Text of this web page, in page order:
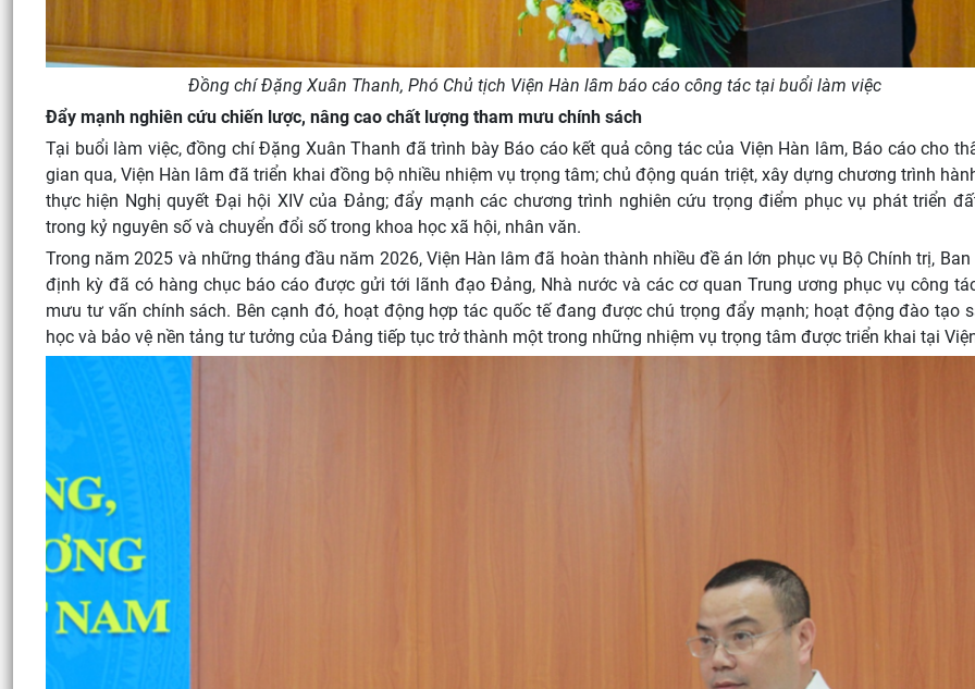
Đồng chí Đặng Xuân Thanh, Phó Chủ tịch Viện Hàn lâm báo cáo công tác tại buổi làm việc
Đẩy mạnh nghiên cứu chiến lược, nâng cao chất lượng tham mưu chính sách
Tại buổi làm việc, đồng chí Đặng Xuân Thanh đã trình bày Báo cáo kết quả công tác của Viện Hàn lâm, Báo cáo cho
gian qua, Viện Hàn lâm đã triển khai đồng bộ nhiều nhiệm vụ trọng tâm; chủ động quán triệt, xây dựng chương trình
thực hiện Nghị quyết Đại hội XIV của Đảng; đẩy mạnh các chương trình nghiên cứu trọng điểm phục vụ phát triển
trong kỷ nguyên số và chuyển đổi số trong khoa học xã hội, nhân văn.
Trong năm 2025 và những tháng đầu năm 2026, Viện Hàn lâm đã hoàn thành nhiều đề án lớn phục vụ Bộ Chính trị, Ban
định kỳ đã có hàng chục báo cáo được gửi tới lãnh đạo Đảng, Nhà nước và các cơ quan Trung ương phục vụ công
mưu tư vấn chính sách. Bên cạnh đó, hoạt động hợp tác quốc tế đang được chú trọng đẩy mạnh; hoạt động đào tạo
học và bảo vệ nền tảng tư tưởng của Đảng tiếp tục trở thành một trong những nhiệm vụ trọng tâm được triển khai tại